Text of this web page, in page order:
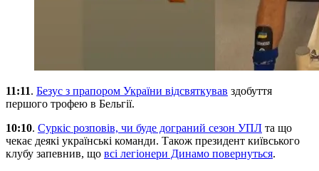
11:11. Безус з прапором України відсвяткував здобуття
першого трофею в Бельгії.
10:10. Суркіс розповів, чи буде дограний сезон УПЛ та що
чекає деякі українські команди. Також президент київського
клубу запевнив, що всі легіонери Динамо повернуться.